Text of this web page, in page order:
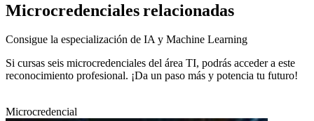
Microcredenciales relacionadas
Consigue la especialización de IA y Machine Learning
Si cursas seis microcredenciales del área TI, podrás acceder a este
reconocimiento profesional. ¡Da un paso más y potencia tu futuro!
Microcredencial